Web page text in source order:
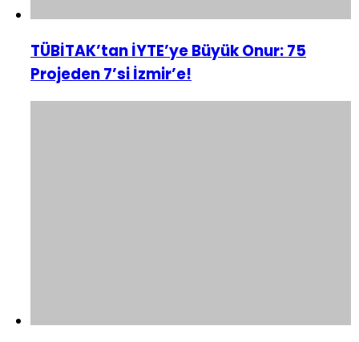
TÜBİTAK’tan İYTE’ye Büyük Onur: 75
Projeden 7’si İzmir’e!